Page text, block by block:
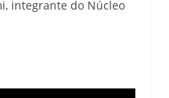
integrante do Núcleo